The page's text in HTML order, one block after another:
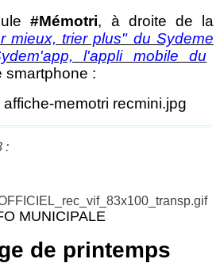
#Mémotri, à droite de la
mieux, trier plus" du Sydeme
l'appli mobile du
smartphone :
:
MUNICIPALE
de printemps